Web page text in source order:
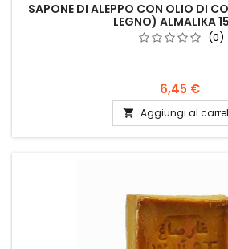
SAPONE DI ALEPPO CON OLIO DI
LEGNO) ALMALIKA
(0)
6,45 €
 Aggiungi al